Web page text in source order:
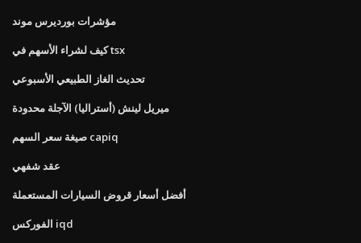
مؤشرات بورديرس موند
كيف لشراء الأسهم في tsx
تحديث الغاز الطبيعي الأسبوعي
ميريل لينش (أستراليا) الآجلة محدودة
صيغة سعر السهم capiq
عقد شفهي
أفضل أسعار قروض السيارات المستعملة
الفوركس iqd